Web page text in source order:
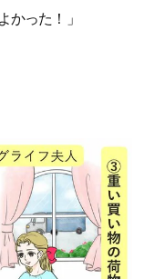
かった！」